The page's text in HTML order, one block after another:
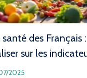
des Français
sur les
2025